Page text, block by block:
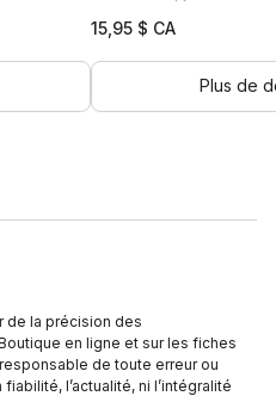
15,95 $ CA
Plus de
de la précision des
en ligne et sur les fiches
de toute erreur ou
l’actualité, ni l’intégralité